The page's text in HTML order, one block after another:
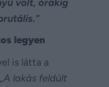
volt, órákig
legyen
is látta a
„A lakás feldúlt